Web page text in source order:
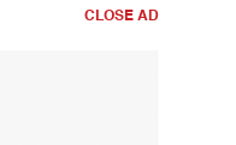
CLOSE AD